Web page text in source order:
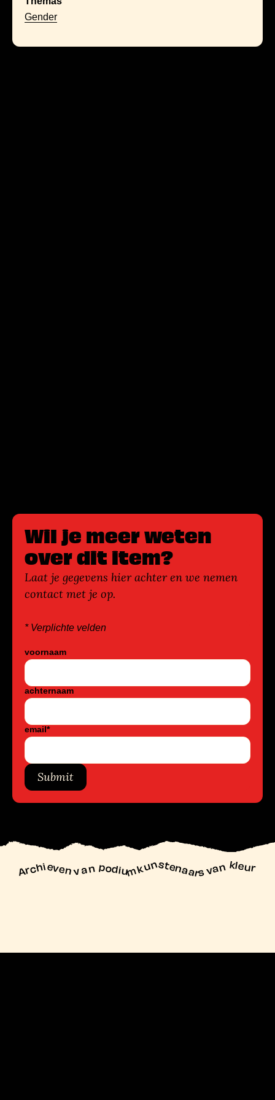
Gender
Wil je meer weten
over dit item?
Laat je gegevens hier achter en we nemen
contact met je op.
* Verplichte velden
voornaam
achternaam
email*
Submit
Archievenvan podiumkunstenaars van kleur